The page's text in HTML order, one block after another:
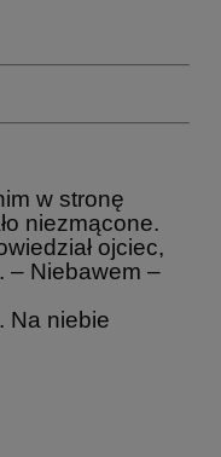
w stronę
niezmącone.
ojciec,
– Niebawem –
niebie